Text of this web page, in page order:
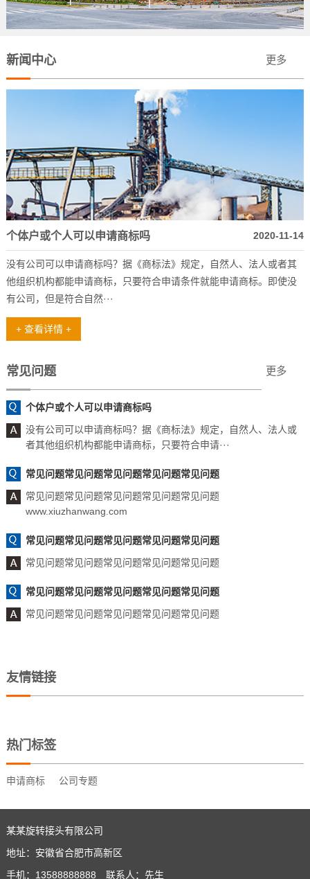
新闻中心 更多
个体户或个人可以申请商标吗 2020-11-14
没有公司可以申请商标吗？据《商标法》规定，自然人、法人或者其
他组织机构都能申请商标，只要符合申请条件就能申请商标。即使没
有公司，但是符合自然···
+ 查看详情 +
常见问题 更多
个体户或个人可以申请商标吗
没有公司可以申请商标吗？据《商标法》规定，自然人、法人或
者其他组织机构都能申请商标，只要符合申请···
常见问题常见问题常见问题常见问题常见问题
常见问题常见问题常见问题常见问题常见问题
www.xiuzhanwang.com
常见问题常见问题常见问题常见问题常见问题
常见问题常见问题常见问题常见问题常见问题
常见问题常见问题常见问题常见问题常见问题
常见问题常见问题常见问题常见问题常见问题
友情链接
热门标签
申请商标 公司专题
某某旋转接头有限公司
地址：安徽省合肥市高新区
手机：13588888888 联系人：先生